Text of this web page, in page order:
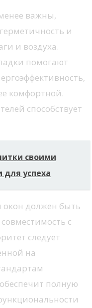
важны,
и
и воздуха.
помогают
комфортной.
способствует
своими
успеха
окон должен быть
с
следует
на
полную